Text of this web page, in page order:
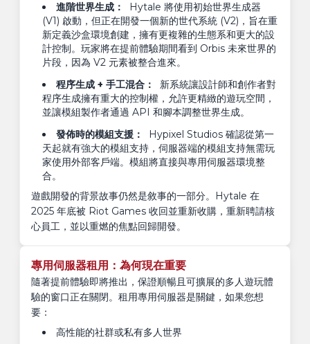
進階世界生成：
Hytale 將使用初始世界生成器
(V1) 啟動，但正在開發一個新的世代系統 (V2)，旨在重
新定義沙盒環境創建，擁有更複雜的生態系和更大的設
計控制。玩家將在提前體驗期間看到 Orbis 未來世界的
片段，因為 V2 元素被整合進來。
程序生成 + 手工混合：
新系統讓設計師和創作者對
程序生成擁有重大的控制權，允許更精緻的遊玩空間，
並讓模組製作者通過 API 和腳本調整世界生成。
發佈時的模組支援：
Hypixel Studios 確認從第一
天起就有強大的模組支持，伺服器端的模組支持無需玩
家使用外部客戶端。模組將直接與專用伺服器環境整
合。
遊戲開發的背景故事仍然是敘事的一部分。Hytale 在
2025 年底被 Riot Games 收回並重新收購，重新聘請核
心員工，並以重燃的焦點回歸開發。
專用伺服器租用：為何現在重要
隨著提前體驗即將推出，保證順暢且可擴展的多人遊玩體
驗的窗口正在關閉。租用專用伺服器是關鍵，如果您想
要：
高性能的社群或私有多人世界